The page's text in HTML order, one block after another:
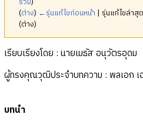
(ต่าง) ←รุ่นแก้ไขก่อนหน้า | รุ่นแก้ไขล่าสุ
(ต่าง)
เรียบเรียงโดย : นายเมธัส อนุวัตรอุดม
ผู้ทรงคุณวุฒิประจำบทความ : พลเอก
บทนำ